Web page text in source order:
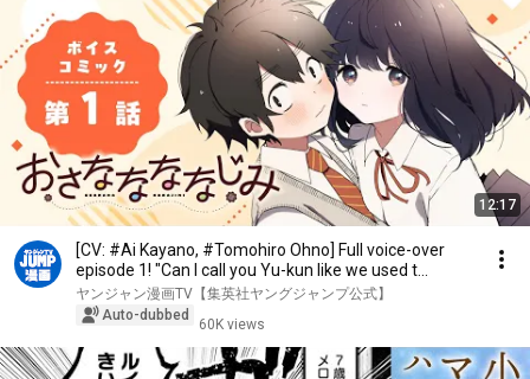
12:17
[CV: #Ai Kayano, #Tomohiro Ohno] Full voice-over
episode 1! "Can I call you Yu-kun like we used t...
ヤンジャン漫画TV【集英社ヤングジャンプ公式】
Auto-dubbed
60K views